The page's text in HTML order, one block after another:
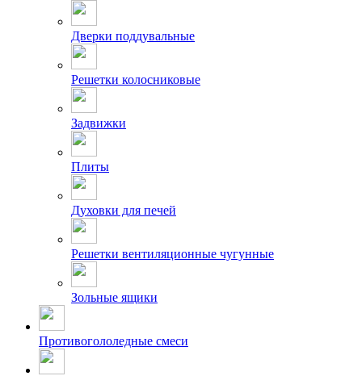
Дверки поддувальные
Решетки колосниковые
Задвижки
Плиты
Духовки для печей
Решетки вентиляционные чугунные
Зольные ящики
Противогололедные смеси